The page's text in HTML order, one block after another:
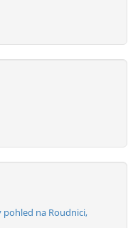
pohled na Roudnici,